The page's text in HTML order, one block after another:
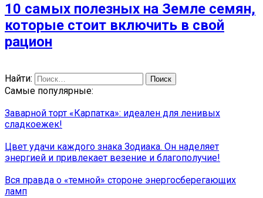
10 самых полезных на Земле семян,
которые стоит включить в свой
рацион
Найти:
Самые популярные:
Заварной торт «Карпатка»: идеален для ленивых
сладкоежек!
Цвет удачи каждого знака Зодиака. Он наделяет
энергией и привлекает везение и благополучие!
Вся правда о «темной» стороне энергосберегающих
ламп